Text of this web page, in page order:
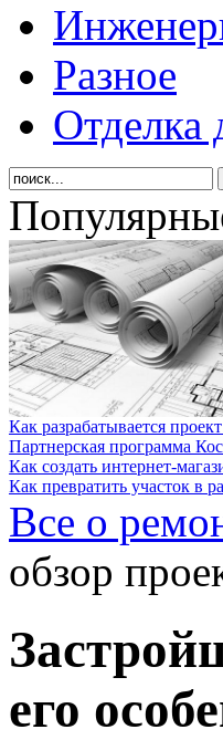
Разное
Отделка
Как разрабатывается
Партнерская программа
Как создать интернет-
Как превратить участок в
Все о
обзор
его